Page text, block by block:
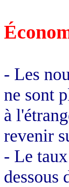
- Les
ne sont
à
revenir
- Le
dessous